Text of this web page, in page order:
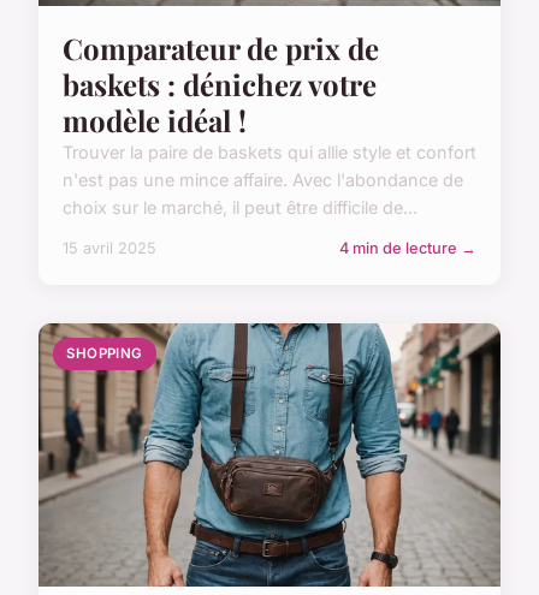
Comparateur de prix de
baskets : dénichez votre
modèle idéal !
Trouver la paire de baskets qui allie style et confort
n'est pas une mince affaire. Avec l'abondance de
choix sur le marché, il peut être difficile de...
15 avril 2025 4 min de lecture →
SHOPPING